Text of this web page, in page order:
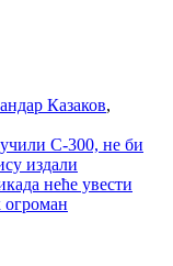
Казаков,
С-300, не би
издали
неће увести
огроман